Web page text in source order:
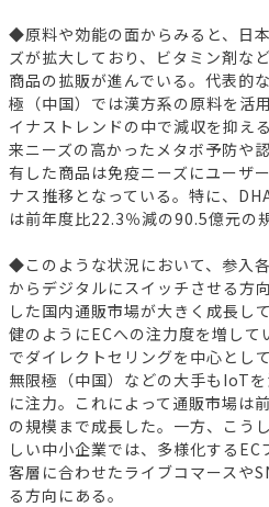
◆原料や効能の面からみると、日
ズが拡大しており、ビタミン剤な
商品の拡販が進んでいる。代表的
極（中国）では漢方系の原料を活
イナストレンドの中で減収を抑え
来ニーズの高かったメタボ予防や
有した商品は免疫ニーズにユーザ
ナス推移となっている。特に、
は前年度比22.3％減の90.5億元の
◆このような状況において、参入
からデジタルにスイッチさせる方
した国内通販市場が大きく成長し
健のようにECへの注力度を増して
でダイレクトセリングを中心とし
無限極（中国）などの大手もIoT
に注力。これによって通販市場は
の規模まで成長した。一方、こう
しい中小企業では、多様化するEC
客層に合わせたライブコマースや
る方向にある。